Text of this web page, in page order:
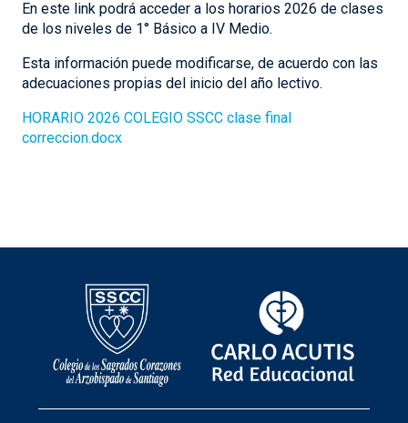
En este link podrá acceder a los horarios 2026 de clases
de los niveles de 1° Básico a IV Medio.
Esta información puede modificarse, de acuerdo con las
adecuaciones propias del inicio del año lectivo.
HORARIO 2026 COLEGIO SSCC clase final
correccion.docx